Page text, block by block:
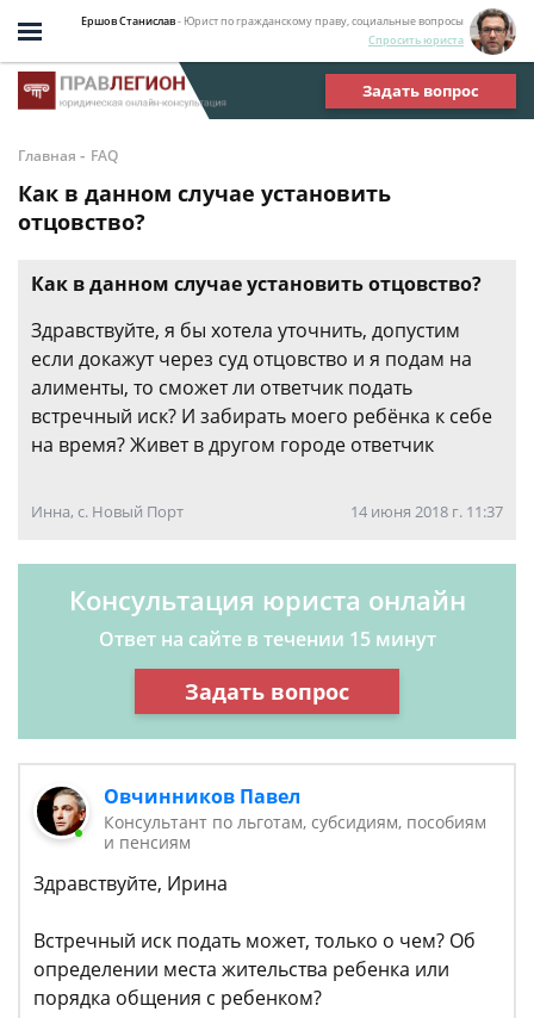
Ершов Станислав- Юрист по гражданскому праву, социальные вопросы
Спросить юриста
Задать вопрос
Главная - FAQ
Как в данном случае установить
отцовство?
Как в данном случае установить отцовство?
Здравствуйте, я бы хотела уточнить, допустим
если докажут через суд отцовство и я подам на
алименты, то сможет ли ответчик подать
встречный иск? И забирать моего ребёнка к себе
на время? Живет в другом городе ответчик
Инна, с. Новый Порт 14 июня 2018 г. 11:37
Консультация юриста онлайн
Ответ на сайте в течении 15 минут
Задать вопрос
Овчинников Павел
Консультант по льготам, субсидиям, пособиям
и пенсиям
Здравствуйте, Ирина
Встречный иск подать может, только о чем? Об
определении места жительства ребенка или
порядка общения с ребенком?